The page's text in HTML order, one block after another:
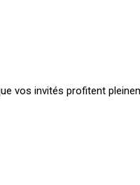
vos invités profitent